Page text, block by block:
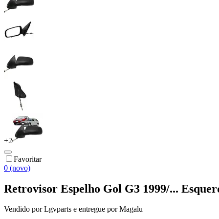
+2
Favoritar
0 (novo)
Retrovisor Espelho Gol G3 1999/...
Vendido porLgvparts e entregue por Magalu